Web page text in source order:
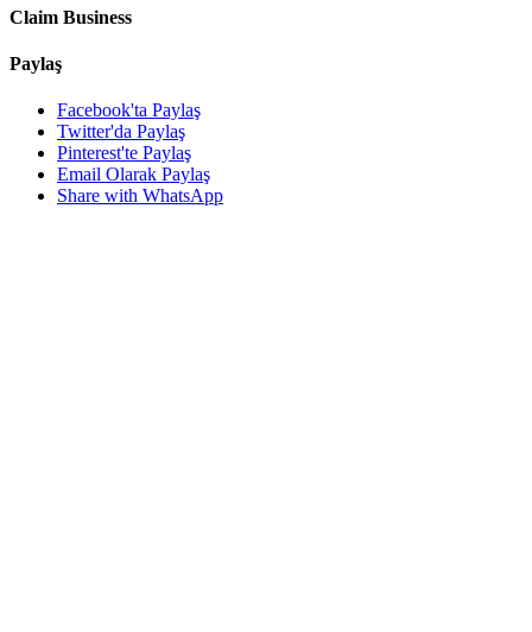
Claim Business
Paylaş
Facebook'ta Paylaş
Twitter'da Paylaş
Pinterest'te Paylaş
Email Olarak Paylaş
Share with WhatsApp